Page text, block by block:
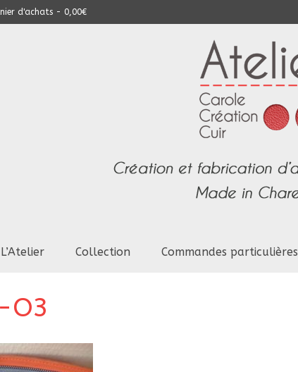
d'achats - 0,00€
L’Atelier Collection Commandes particulières
O3